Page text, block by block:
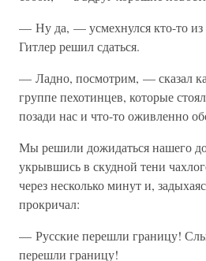
— Ну да, — усмехнулся кто-то
Гитлер решил сдаться.
— Ладно, посмотрим, — сказал
группе пехотинцев, которые
позади нас и что-то оживленно
Мы решили дожидаться нашего
укрывшись в скудной тени
через несколько минут и,
прокричал:
— Русские перешли границу!
перешли границу!